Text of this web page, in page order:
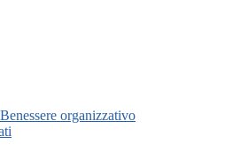
Benessere organizzativo